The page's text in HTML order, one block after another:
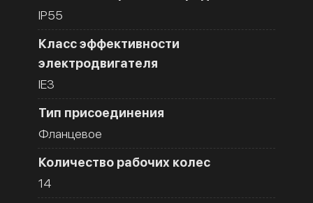
IP55
Класс эффективности
электродвигателя
IE3
Тип присоединения
Фланцевое
Количество рабочих колес
14